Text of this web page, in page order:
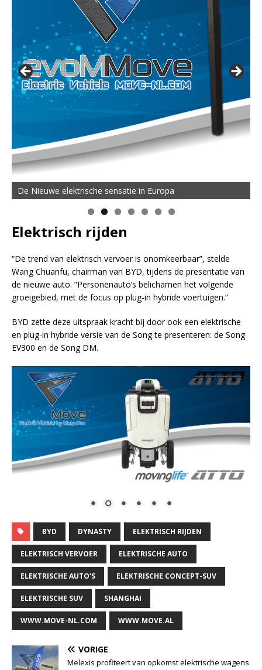
De Nieuwe elektrische sensatie in Europa
Elektrisch rijden
“De trend van elektrisch vervoer is onomkeerbaar”, stelde
Wang Chuanfu, chairman van BYD, tijdens de presentatie van
de nieuwe auto. “Personenauto’s belichamen het volgende
groeigebied, met de focus op plug-in hybride voertuigen.”
BYD zette deze uitspraak kracht bij door ook een elektrische
en plug-in hybride versie van de Song te presenteren: de Song
EV300 en de Song DM.
BYD DYNASTY ELEKTRISCH RIJDEN
ELEKTRISCH VERVOER ELEKTRISCHE AUTO
ELEKTRISCHE AUTO’S ELEKTRISCHE CONCEPT-SUV
ELEKTRISCHE SUV SHANGHAI
WWW.MOVE-NL.COM WWW.MOVE.AL
VORIGE
Melexis profiteert van opkomst elektrische wagens